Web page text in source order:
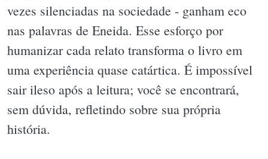
vezes silenciadas na sociedade - ganham eco
nas palavras de Eneida. Esse esforço por
humanizar cada relato transforma o livro em
uma experiência quase catártica. É impossível
sair ileso após a leitura; você se encontrará,
sem dúvida, refletindo sobre sua própria
história.